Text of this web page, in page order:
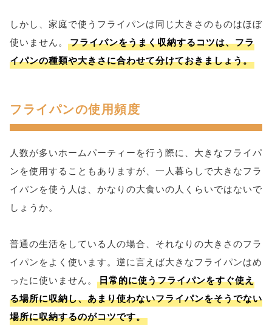
しかし、家庭で使うフライパンは同じ大きさのものはほぼ
使いません。
フライパンをうまく収納するコツは、フラ
イパンの種類や大きさに合わせて分けておきましょう。
フライパンの使用頻度
人数が多いホームパーティーを行う際に、大きなフライパ
ンを使用することもありますが、一人暮らしで大きなフラ
イパンを使う人は、かなりの大食いの人くらいではないで
しょうか。
普通の生活をしている人の場合、それなりの大きさのフラ
イパンをよく使います。逆に言えば大きなフライパンはめ
ったに使いません。
日常的に使うフライパンをすぐ使え
る場所に収納し、あまり使わないフライパンをそうでない
場所に収納するのがコツです。